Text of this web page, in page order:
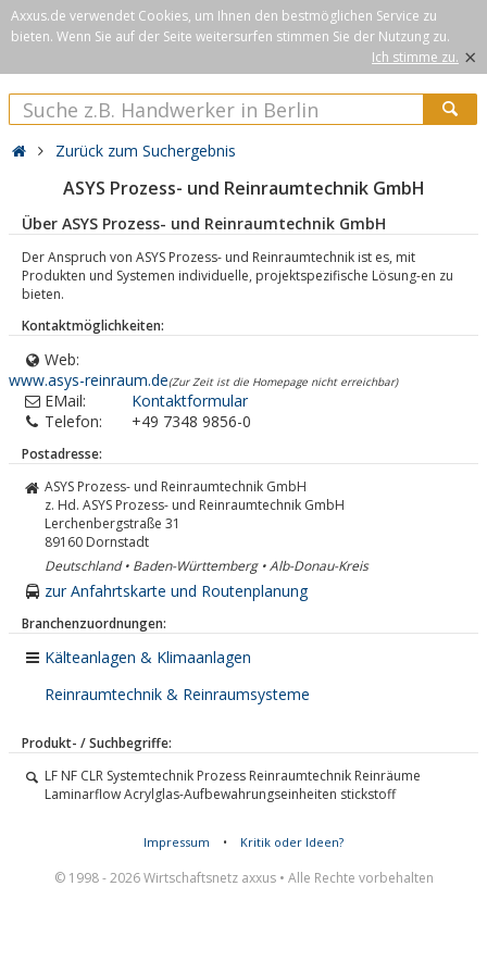
Axxus.de verwendet Cookies, um Ihnen den bestmöglichen Service zu
bieten. Wenn Sie auf der Seite weitersurfen stimmen Sie der Nutzung zu.
Ich stimme zu. ×
Zurück zum Suchergebnis
ASYS Prozess- und Reinraumtechnik GmbH
Über ASYS Prozess- und Reinraumtechnik GmbH
Der Anspruch von ASYS Prozess- und Reinraumtechnik ist es, mit
Produkten und Systemen individuelle, projektspezifische Lösung-en zu
bieten.
Kontaktmöglichkeiten:
Web:
www.asys-reinraum.de(Zur Zeit ist die Homepage nicht erreichbar)
EMail:
Kontaktformular
Telefon:
+49 7348 9856-0
Postadresse:
ASYS Prozess- und Reinraumtechnik GmbH
z. Hd. ASYS Prozess- und Reinraumtechnik GmbH
Lerchenbergstraße 31
89160 Dornstadt
Deutschland • Baden-Württemberg • Alb-Donau-Kreis
zur Anfahrtskarte und Routenplanung
Branchenzuordnungen:
Kälteanlagen & Klimaanlagen
Reinraumtechnik & Reinraumsysteme
Produkt- / Suchbegriffe:
LF NF CLR Systemtechnik Prozess Reinraumtechnik Reinräume
Laminarflow Acrylglas-Aufbewahrungseinheiten stickstoff
Impressum • Kritik oder Ideen?
© 1998 - 2026 Wirtschaftsnetz axxus • Alle Rechte vorbehalten